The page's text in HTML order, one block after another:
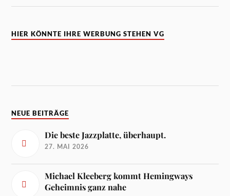
HIER KÖNNTE IHRE WERBUNG STEHEN VG
NEUE BEITRÄGE
Die beste Jazzplatte, überhaupt.
27. MAI 2026
Michael Kleeberg kommt Hemingways
Geheimnis ganz nahe